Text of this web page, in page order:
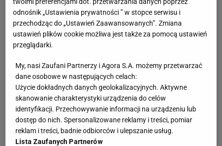
odnośnik „Ustawienia prywatności ” w stopce serwisu i
przechodząc do „Ustawień Zaawansowanych”. Zmiana
ustawień plików cookie możliwa jest także za pomocą ustawień
przeglądarki.
My, nasi Zaufani Partnerzy i Agora S.A. możemy przetwarzać
dane osobowe w następujących celach:
Użycie dokładnych danych geolokalizacyjnych. Aktywne
skanowanie charakterystyki urządzenia do celów
identyfikacji. Przechowywanie informacji na urządzeniu lub
dostęp do nich. Spersonalizowane reklamy i treści, pomiar
reklam i treści, badnie odbiorców i ulepszanie usług.
Lista Zaufanych Partnerów